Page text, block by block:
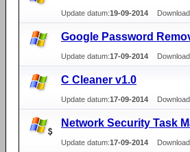
Update datum:19-09-2014
Google Password
Update datum:17-09-2014
C Cleaner v1.0
Update datum:17-09-2014
Network Security Task
Update datum:17-09-2014